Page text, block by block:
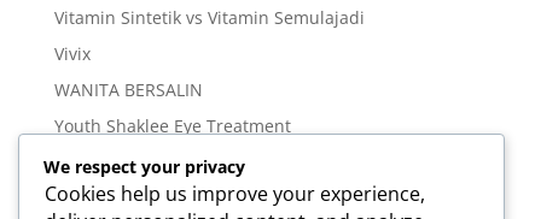
Vitamin Sintetik vs Vitamin Semulajadi
Vivix
WANITA BERSALIN
Youth Shaklee Eye Treatment
YOUTH SKIN CARE SERIES
We respect your privacy
Cookies help us improve your experience,